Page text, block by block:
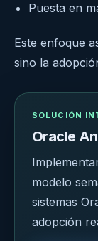
Puesta en
Este enfoque
sino la
SOLUCIÓN
Oracle
modelo
sistemas
adopción